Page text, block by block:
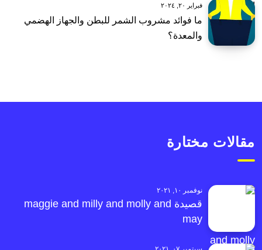
فبراير ٢٠, ٢٠٢٤
ما فوائد مشروب الشمر للبطن والجهاز الهضمي
والمعدة؟
مقالات مختارة
نوفمبر ١٠, ٢٠٢١
قصيدة maggie and milly and molly and
may